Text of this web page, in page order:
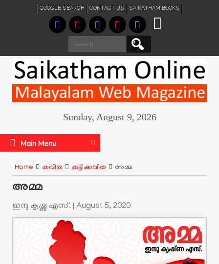
GOOGLE SEARCH CONTACT US SAIKATHAM BOOKS
Search
for:
Sunday, August 9, 2026
Main Menu
Home കവിത കുട്ടിക്കവിത അമ്മ
അമ്മ
ഇന്ദു കൃഷ്ണ എസ്. | August 5, 2020